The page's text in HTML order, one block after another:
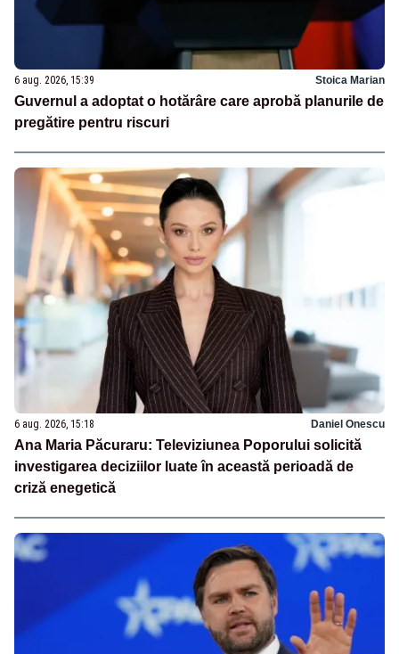
6 aug. 2026, 15:39 Stoica Marian
Guvernul a adoptat o hotărâre care aprobă planurile de
pregătire pentru riscuri
6 aug. 2026, 15:18 Daniel Onescu
Ana Maria Păcuraru: Televiziunea Poporului solicită
investigarea deciziilor luate în această perioadă de
criză enegetică